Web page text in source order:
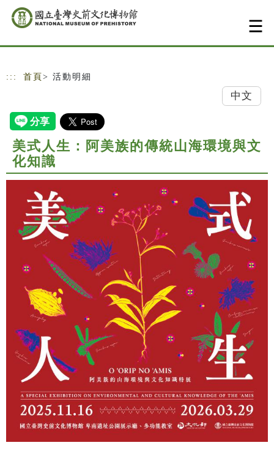
跳到主要內容
網站導覽
::: 首頁 > 活動明細
中文
美式人生：阿美族的傳統山海環境與文
化知識